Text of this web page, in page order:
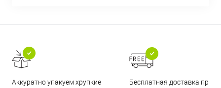
Аккуратно упакуем хрупкие
Бесплатная доставка при